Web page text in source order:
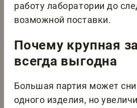
работу лаборатории до
возможной поставки.
Почему крупная
всегда выгодна
Большая партия может
одного изделия, но